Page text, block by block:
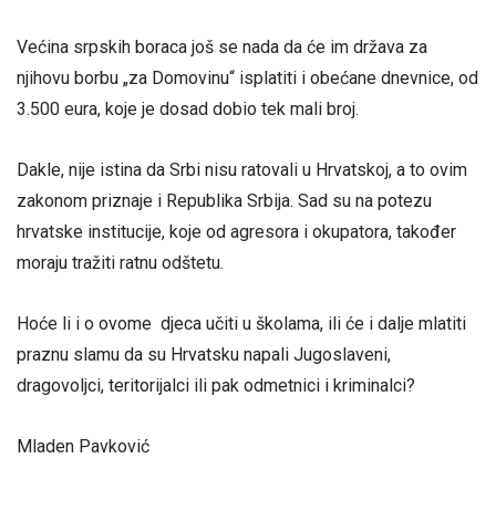
Većina srpskih boraca još se nada da će im država za
njihovu borbu „za Domovinu“ isplatiti i obećane dnevnice, od
3.500 eura, koje je dosad dobio tek mali broj.
Dakle, nije istina da Srbi nisu ratovali u Hrvatskoj, a to ovim
zakonom priznaje i Republika Srbija. Sad su na potezu
hrvatske institucije, koje od agresora i okupatora, također
moraju tražiti ratnu odštetu.
Hoće li i o ovome djeca učiti u školama, ili će i dalje mlatiti
praznu slamu da su Hrvatsku napali Jugoslaveni,
dragovoljci, teritorijalci ili pak odmetnici i kriminalci?
Mladen Pavković